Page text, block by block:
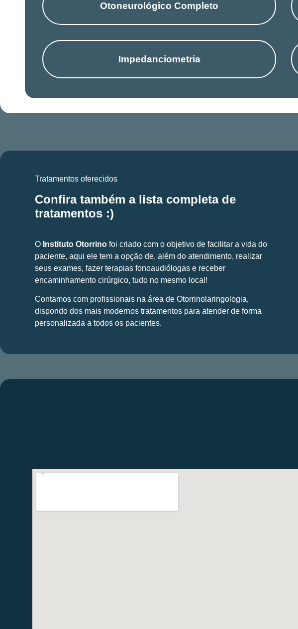
Otoneurológico Completo
Impedanciometria
Tratamentos oferecidos
Confira também a lista completa de
tratamentos :)
O Instituto Otorrino foi criado com o objetivo de facilitar a vida do
paciente, aqui ele tem a opção de, além do atendimento, realizar
seus exames, fazer terapias fonoaudiólogas e receber
encaminhamento cirúrgico, tudo no mesmo local!
Contamos com profissionais na área de Otorrinolaringologia,
dispondo dos mais modernos tratamentos para atender de forma
personalizada a todos os pacientes.